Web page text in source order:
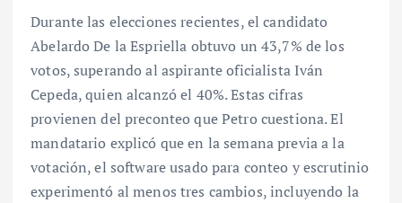
Durante las elecciones recientes, el candidato
Abelardo De la Espriella obtuvo un 43,7% de los
votos, superando al aspirante oficialista Iván
Cepeda, quien alcanzó el 40%. Estas cifras
provienen del preconteo que Petro cuestiona. El
mandatario explicó que en la semana previa a la
votación, el software usado para conteo y escrutinio
experimentó al menos tres cambios, incluyendo la